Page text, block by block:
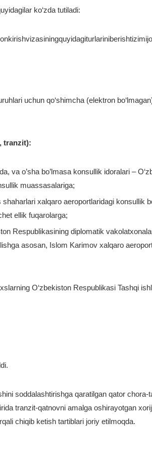
ko‘zda tutiladi:
uchun qo‘shimcha (elektron
tranzit):
va o’sha bo’lmasa konsullik idoralari –
muassasalariga;
xalqaro aeroportlaridagi konsullik
ellik fuqarolarga;
Respublikasining diplomatik
asosan, Islom Karimov xalqaro
O‘zbekiston Respublikasi Tashqi
soddalashtirishga qaratilgan qator chora-
tranzit-qatnovni amalga oshirayotgan
chiqib ketish tartiblari joriy etilmoqda.